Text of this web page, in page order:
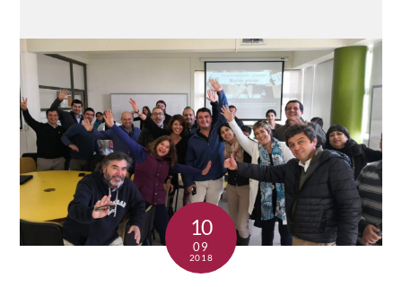
10
09
2018